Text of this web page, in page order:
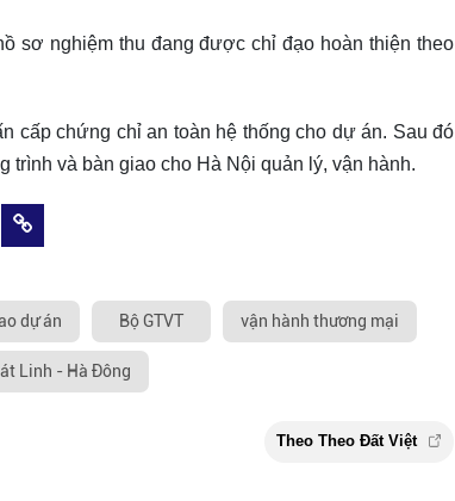
sơ nghiệm thu đang được chỉ đạo hoàn thiện theo
cấp chứng chỉ an toàn hệ thống cho dự án. Sau đó
trình và bàn giao cho Hà Nội quản lý, vận hành.
dự án Bộ GTVT vận hành thương mại
Linh - Hà Đông